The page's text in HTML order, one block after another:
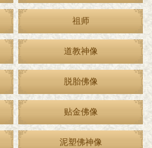
祖师
道教神像
脱胎佛像
贴金佛像
泥塑佛神像